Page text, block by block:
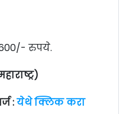
रुपये.
:येथे क्लिक करा